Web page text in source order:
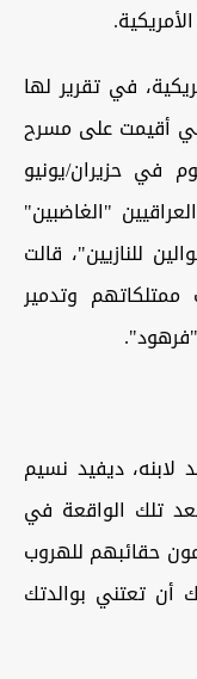
في تقرير لها
أقيمت على مسرح
في حزيران/يونيو
العراقيين "الغاضبين"
للنازيين"، قالت
وتدمير
ديفيد نسيم
بعد تلك الواقعة في
يحزمون حقائبهم للهروب
أن تعتني بوالدتك